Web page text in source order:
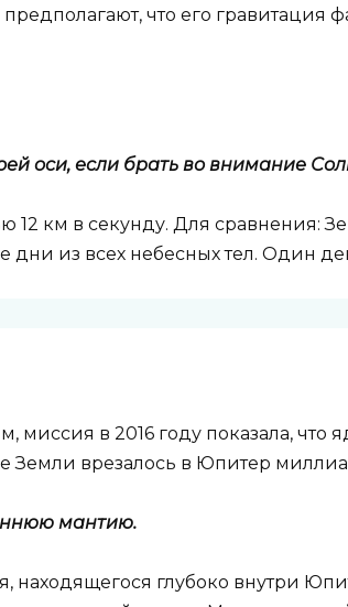
что его гравитация
оси, если брать во внимание
12 км в секунду. Для сравнения:
дни из всех небесных тел. Один
миссия в 2016 году показала,
Земли врезалось в Юпитер
мантию.
находящегося глубоко внутри